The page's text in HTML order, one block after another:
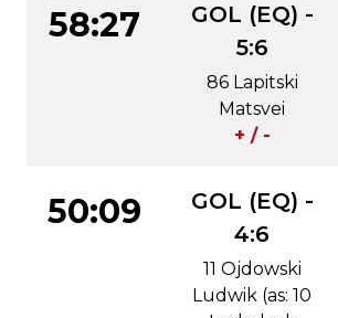
58:27
GOL (EQ) -
5:6
86 Lapitski
Matsvei
+ / -
50:09
GOL (EQ) -
4:6
11 Ojdowski
Ludwik (as: 10